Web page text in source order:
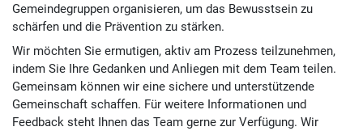
Gemeindegruppen organisieren, um das Bewusstsein zu
schärfen und die Prävention zu stärken.
Wir möchten Sie ermutigen, aktiv am Prozess teilzunehmen,
indem Sie Ihre Gedanken und Anliegen mit dem Team teilen.
Gemeinsam können wir eine sichere und unterstützende
Gemeinschaft schaffen. Für weitere Informationen und
Feedback steht Ihnen das Team gerne zur Verfügung. Wir